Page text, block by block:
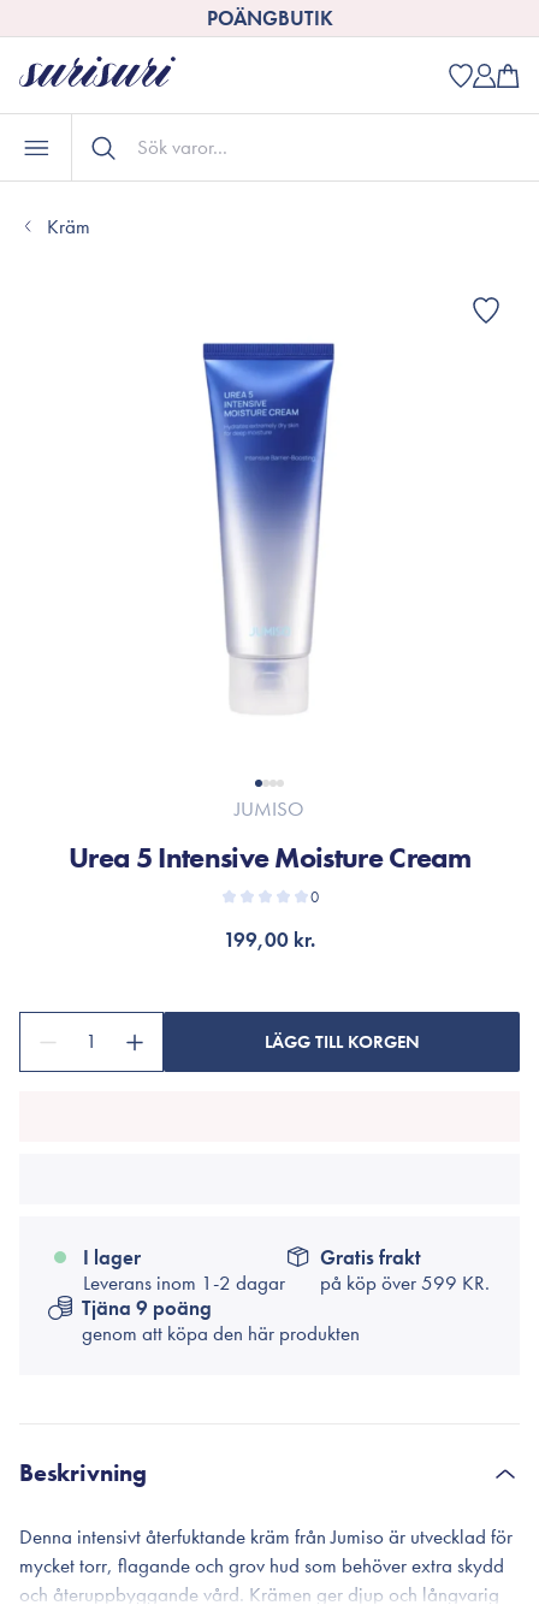
POÄNGBUTIK
Kräm
JUMISO
Urea 5 Intensive Moisture Cream
0
199,00 kr.
1 LÄGG TILL KORGEN
I lager
Leverans inom 1-2 dagar
Gratis frakt
på köp över599 KR.
Tjäna 9 poäng
genom att köpa den här produkten
Beskrivning
Denna intensivt återfuktande kräm från Jumiso är utvecklad för
mycket torr, flagande och grov hud som behöver extra skydd
och återuppbyggande vård. Krämen ger djup och långvarig